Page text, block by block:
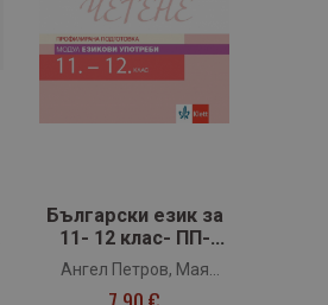
Български език за
11- 12 клас- ПП-
модул: Езикови
употреби (Клет)
Ангел Петров, Мая
Падешка, Мариана